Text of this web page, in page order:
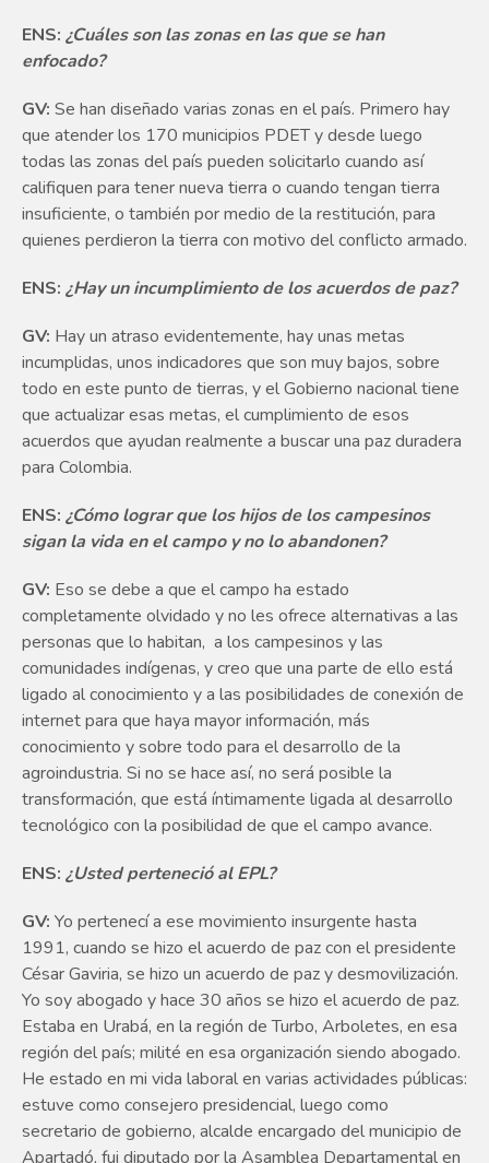
ENS: ¿Cuáles son las zonas en las que se han
enfocado?
GV: Se han diseñado varias zonas en el país. Primero hay
que atender los 170 municipios PDET y desde luego
todas las zonas del país pueden solicitarlo cuando así
califiquen para tener nueva tierra o cuando tengan tierra
insuficiente, o también por medio de la restitución, para
quienes perdieron la tierra con motivo del conflicto armado.
ENS: ¿Hay un incumplimiento de los acuerdos de paz?
GV: Hay un atraso evidentemente, hay unas metas
incumplidas, unos indicadores que son muy bajos, sobre
todo en este punto de tierras, y el Gobierno nacional tiene
que actualizar esas metas, el cumplimiento de esos
acuerdos que ayudan realmente a buscar una paz duradera
para Colombia.
ENS: ¿Cómo lograr que los hijos de los campesinos
sigan la vida en el campo y no lo abandonen?
GV: Eso se debe a que el campo ha estado
completamente olvidado y no les ofrece alternativas a las
personas que lo habitan, a los campesinos y las
comunidades indígenas, y creo que una parte de ello está
ligado al conocimiento y a las posibilidades de conexión de
internet para que haya mayor información, más
conocimiento y sobre todo para el desarrollo de la
agroindustria. Si no se hace así, no será posible la
transformación, que está íntimamente ligada al desarrollo
tecnológico con la posibilidad de que el campo avance.
ENS: ¿Usted perteneció al EPL?
GV: Yo pertenecí a ese movimiento insurgente hasta
1991, cuando se hizo el acuerdo de paz con el presidente
César Gaviria, se hizo un acuerdo de paz y desmovilización.
Yo soy abogado y hace 30 años se hizo el acuerdo de paz.
Estaba en Urabá, en la región de Turbo, Arboletes, en esa
región del país; milité en esa organización siendo abogado.
He estado en mi vida laboral en varias actividades públicas:
estuve como consejero presidencial, luego como
secretario de gobierno, alcalde encargado del municipio de
Apartadó, fui diputado por la Asamblea Departamental en